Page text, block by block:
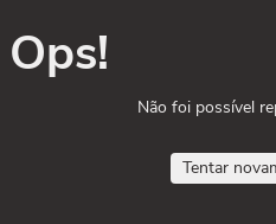
Ops!
Não foi possível
Tentar